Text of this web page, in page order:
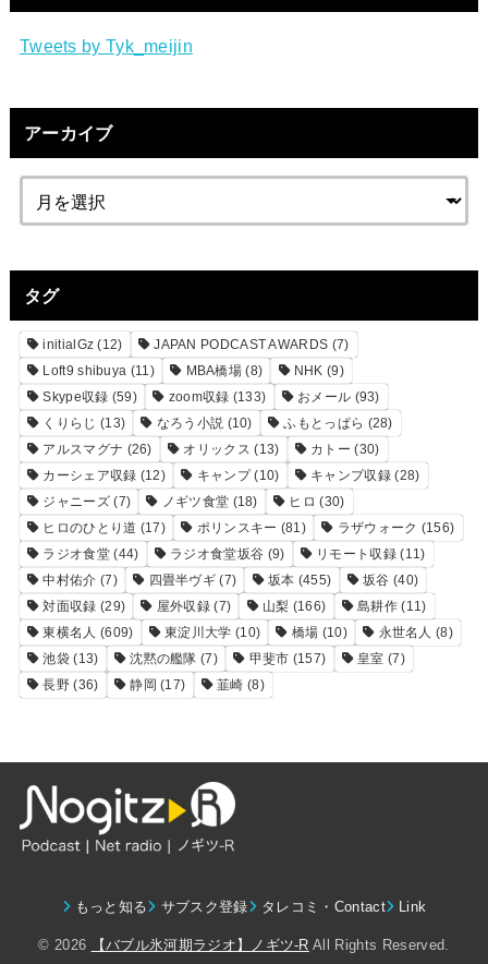
Tweets by Tyk_meijin
アーカイブ
タグ
initialGz (12) JAPAN PODCAST AWARDS (7)
Loft9 shibuya (11) MBA橋場 (8) NHK (9)
Skype収録 (59) zoom収録 (133) おメール (93)
くりらじ (13) なろう小説 (10) ふもとっぱら (28)
アルスマグナ (26) オリックス (13) カトー (30)
カーシェア収録 (12) キャンプ(10) キャンプ収録(28)
ジャニーズ(7) ノギツ食堂 (18) ヒロ (30)
ヒロのひとり道 (17) ポリンスキー (81) ラザウォーク (156)
ラジオ食堂(44) ラジオ食堂坂谷 (9) リモート収録(11)
中村佑介 (7) 四畳半ヴギ (7) 坂本 (455) 坂谷 (40)
対面収録 (29) 屋外収録 (7) 山梨 (166) 島耕作(11)
東横名人 (609) 東淀川大学 (10) 橋場 (10) 永世名人 (8)
池袋 (13) 沈黙の艦隊 (7) 甲斐市 (157) 皇室 (7)
長野 (36) 静岡 (17) 韮崎 (8)
もっと知る サブスク登録 タレコミ・Contact Link
© 2026 【バブル氷河期ラジオ】ノギツ-R All Rights Reserved.